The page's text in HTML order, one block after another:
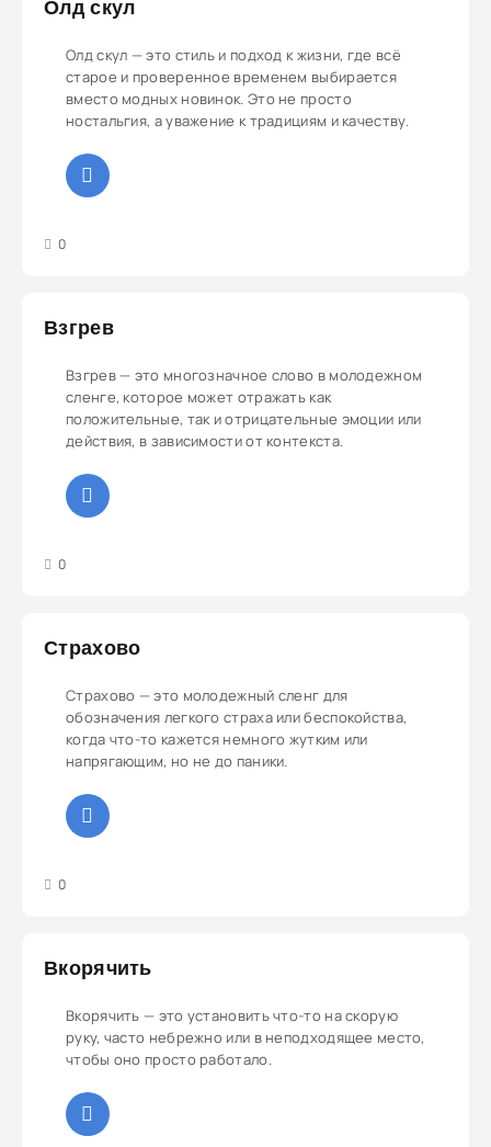
Олд скул
Олд скул — это стиль и подход к жизни, где всё
старое и проверенное временем выбирается
вместо модных новинок. Это не просто
ностальгия, а уважение к традициям и качеству.
0
Взгрев
Взгрев — это многозначное слово в молодежном
сленге, которое может отражать как
положительные, так и отрицательные эмоции или
действия, в зависимости от контекста.
0
Страхово
Страхово — это молодежный сленг для
обозначения легкого страха или беспокойства,
когда что-то кажется немного жутким или
напрягающим, но не до паники.
0
Вкорячить
Вкорячить — это установить что-то на скорую
руку, часто небрежно или в неподходящее место,
чтобы оно просто работало.